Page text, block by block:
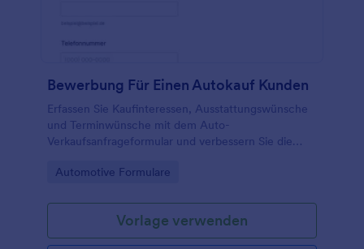
Bewerbung Für Einen Autokauf Kunden
Erfassen Sie Kaufinteressen, Ausstattungswünsche
und Terminwünsche mit dem Auto-
Verkaufsanfrageformular und verbessern Sie die
mit Jotform.
Go to Category:
Automotive Formulare
Vorlage verwenden